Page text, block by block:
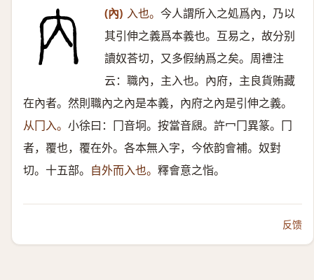
(內) 入也。 今人謂所入之処爲內，乃以
其引伸之義爲本義也。互易之，故分别
讀奴荅切，又多假納爲之矣。周禮注
云：職內，主入也。內府，主良貨贿藏
在內者。然則職內之內是本義，內府之內是引伸之義。
从冂入。 小徐曰：冂音坰。按當音覛。許冖冂異篆。冂
者，覆也，覆在外。各本無入字，今依韵會補。奴對
切。十五部。 自外而入也。 釋會意之恉。
反馈